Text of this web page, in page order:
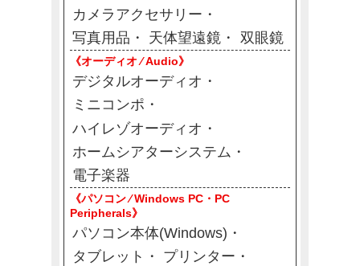
カメラアクセサリー
写真用品
天体望遠鏡 双眼鏡
《オーディオ ⁄ Audio》
デジタルオーディオ
ミニコンポ
ハイレゾオーディオ
ホームシアターシステム
電子楽器
《パソコン ⁄ Windows PC・PC
Peripherals》
パソコン本体(Windows)
タブレット
プリンター